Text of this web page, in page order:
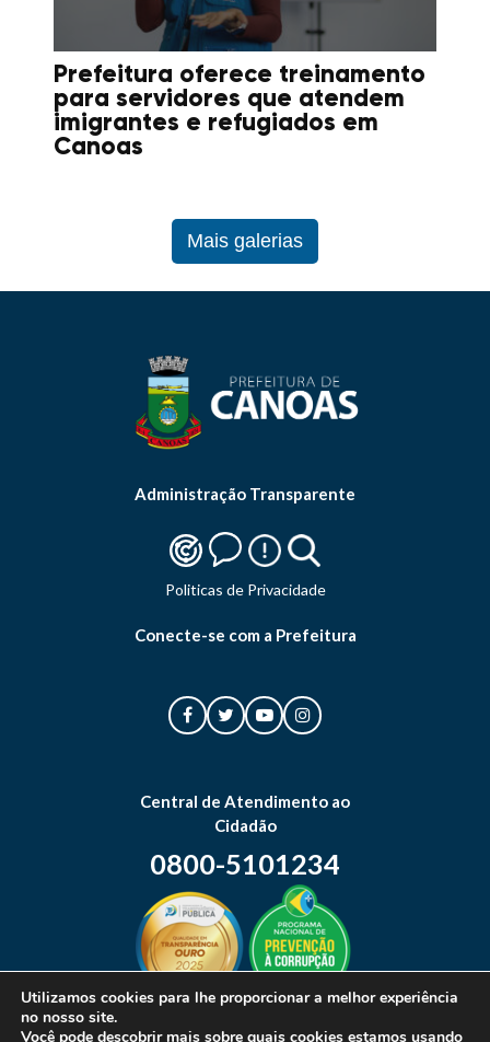
Prefeitura oferece treinamento
para servidores que atendem
imigrantes e refugiados em
Canoas
Mais galerias
Administração Transparente
Politicas de Privacidade
Conecte-se com a Prefeitura
Central de Atendimento ao
Cidadão
0800-5101234
Utilizamos cookies para lhe proporcionar a melhor experiência
no nosso site.
Você pode descobrir mais sobre quais cookies estamos usando